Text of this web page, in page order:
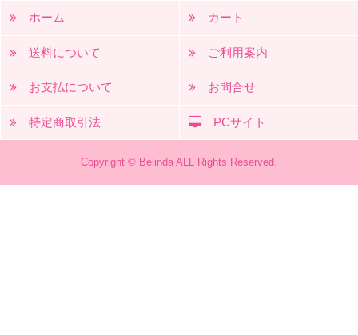
ホーム カート
送料について ご利用案内
お支払について お問合せ
特定商取引法 PCサイト
Copyright © Belinda ALL Rights Reserved.